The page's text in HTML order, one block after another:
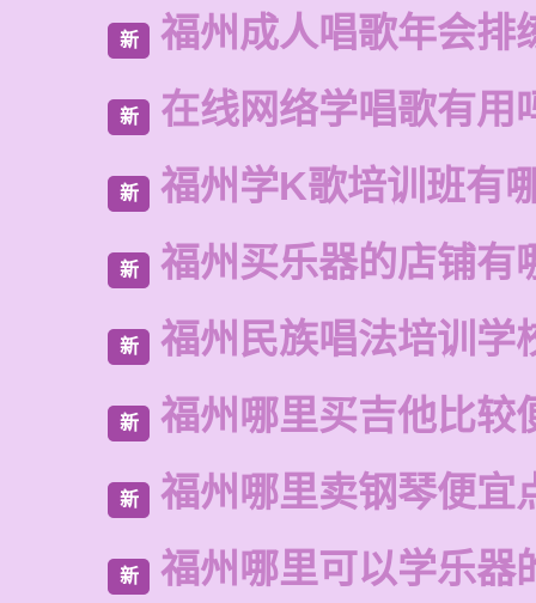
新 福州成人唱歌年会排
新 在线网络学唱歌有用
新 福州学K歌培训班有
新 福州买乐器的店铺有
新 福州民族唱法培训学
新 福州哪里买吉他比较
新 福州哪里卖钢琴便宜
新 福州哪里可以学乐器